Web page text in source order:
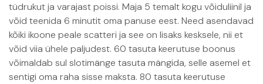
tüdrukut ja varajast poissi. Maja 5 temalt kogu võiduliinil ja
võid teenida 6 minutit oma panuse eest. Need asendavad
kõiki ikoone peale scatteri ja see on lisaks kesksele, nii et
võid viia ühele paljudest. 60 tasuta keerutuse boonus
võimaldab sul slotimänge tasuta mängida, selle asemel et
sentigi oma raha sisse maksta. 80 tasuta keerutuse